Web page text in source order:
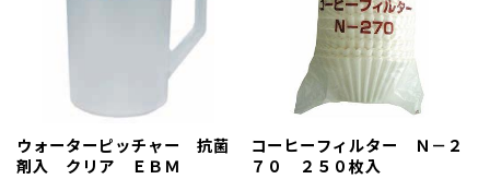
ウォーターピッチャー 抗菌
剤入 クリア ＥＢＭ
コーヒーフィルター Ｎ－２
７０ ２５０枚入